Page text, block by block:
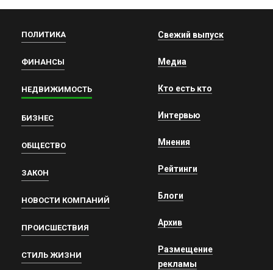
ПОЛИТИКА
ФИНАНСЫ
НЕДВИЖИМОСТЬ
БИЗНЕС
ОБЩЕСТВО
ЗАКОН
НОВОСТИ КОМПАНИЙ
ПРОИСШЕСТВИЯ
СТИЛЬ ЖИЗНИ
Свежий выпуск
Медиа
Кто есть кто
Интервью
Мнения
Рейтинги
Блоги
Архив
Размещение
рекламы